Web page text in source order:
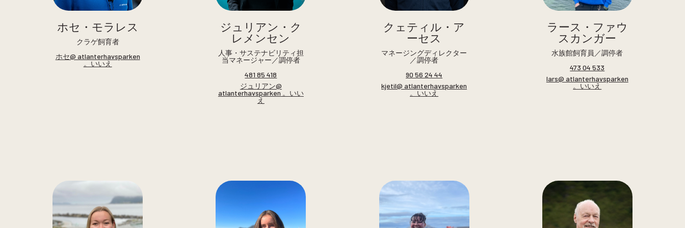
ホセ・モラレス
クラゲ飼育者
ホセ@ atlanterhavsparken
。いいえ
ジュリアン・ク
レメンセン
人事・サステナビリティ担
当マネージャー／調停者
481 85 418
ジュリアン@
atlanterhavsparken 。いい
え
クェティル・ア
ーセス
マネージングディレクター
／調停者
90 56 24 44
kjetil@ atlanterhavsparken
。いいえ
ラース・ファウ
スカンガー
水族館飼育員／調停者
473 04 533
lars@ atlanterhavsparken
。いいえ